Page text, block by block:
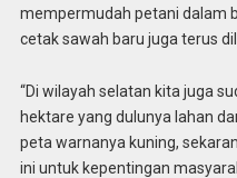
mempermudah petani dalam
cetak sawah baru juga terus
“Di wilayah selatan kita juga
hektare yang dulunya lahan
peta warnanya kuning,
ini untuk kepentingan